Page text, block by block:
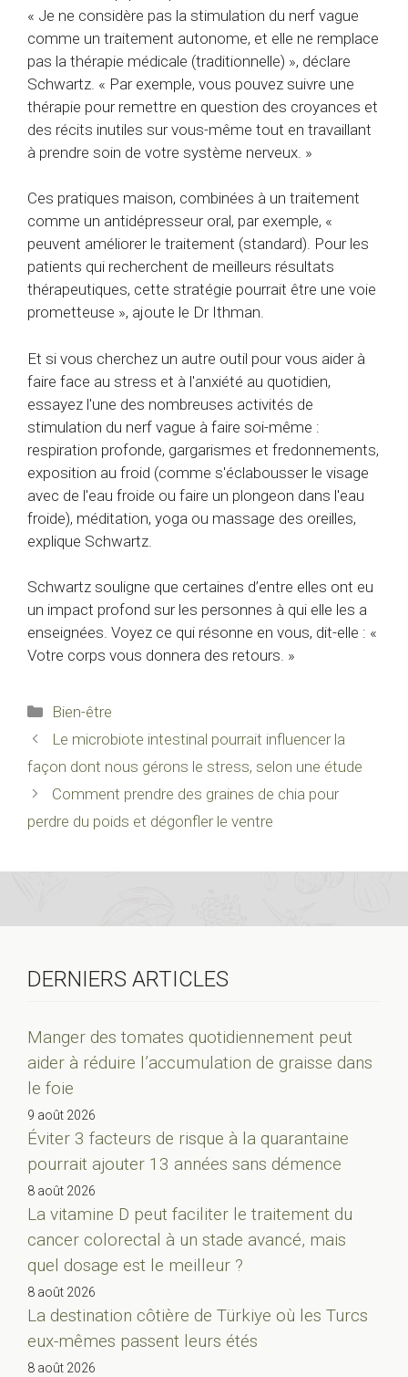
« Je ne considère pas la stimulation du nerf vague
comme un traitement autonome, et elle ne remplace
pas la thérapie médicale (traditionnelle) », déclare
Schwartz. « Par exemple, vous pouvez suivre une
thérapie pour remettre en question des croyances et
des récits inutiles sur vous-même tout en travaillant
à prendre soin de votre système nerveux. »
Ces pratiques maison, combinées à un traitement
comme un antidépresseur oral, par exemple, «
peuvent améliorer le traitement (standard). Pour les
patients qui recherchent de meilleurs résultats
thérapeutiques, cette stratégie pourrait être une voie
prometteuse », ajoute le Dr Ithman.
Et si vous cherchez un autre outil pour vous aider à
faire face au stress et à l'anxiété au quotidien,
essayez l'une des nombreuses activités de
stimulation du nerf vague à faire soi-même :
respiration profonde, gargarismes et fredonnements,
exposition au froid (comme s'éclabousser le visage
avec de l'eau froide ou faire un plongeon dans l'eau
froide), méditation, yoga ou massage des oreilles,
explique Schwartz.
Schwartz souligne que certaines d’entre elles ont eu
un impact profond sur les personnes à qui elle les a
enseignées. Voyez ce qui résonne en vous, dit-elle : «
Votre corps vous donnera des retours. »
Catégories
Bien-être
Le microbiote intestinal pourrait influencer la
façon dont nous gérons le stress, selon une étude
Comment prendre des graines de chia pour
perdre du poids et dégonfler le ventre
DERNIERS ARTICLES
Manger des tomates quotidiennement peut
aider à réduire l’accumulation de graisse dans
le foie
9 août 2026
Éviter 3 facteurs de risque à la quarantaine
pourrait ajouter 13 années sans démence
8 août 2026
La vitamine D peut faciliter le traitement du
cancer colorectal à un stade avancé, mais
quel dosage est le meilleur ?
8 août 2026
La destination côtière de Türkiye où les Turcs
eux-mêmes passent leurs étés
8 août 2026